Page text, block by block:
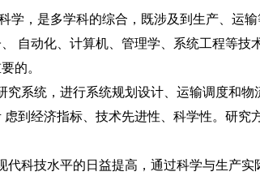
学，是多学科的综合，既涉及到生产、运
自动化、计算机、管理学、系统工程等
的。
究系统，进行系统规划设计、运输调度和
到经济指标、技术先进性、科学性。研
代科技水平的日益提高，通过科学与生产